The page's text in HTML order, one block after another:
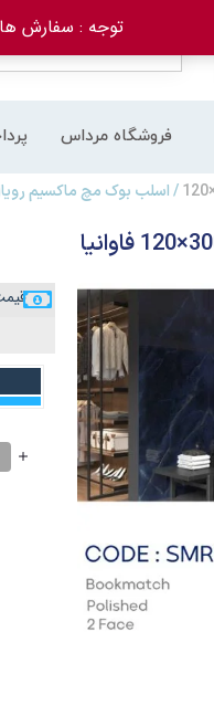
توجه : سفارش های کاشی
فروشگاه مرداس
/ اسلب بوک مچ ماکسیم رویال سایز